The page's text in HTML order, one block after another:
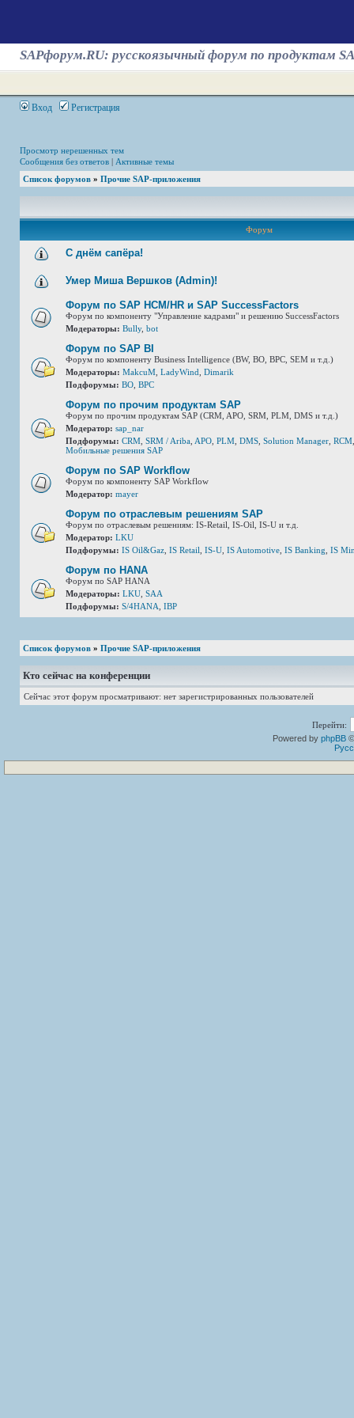
SAPфорум.RU: русскоязычный форум по продуктам
Вход Регистрация
Просмотр нерешенных тем
Сообщения без ответов | Активные темы
Список форумов » Прочие SAP-приложения
Форум
С днём сапёра!
Умер Миша Вершков (Admin)!
Форум по SAP HCM/HR и SAP SuccessFactors
Форум по компоненту "Управление кадрами" и решению SuccessFactors
Модераторы: Bully, bot
Форум по SAP BI
Форум по компоненту Business Intelligence (BW, BO, BPC, SEM и т.д.)
Модераторы: MakcuM LadyWind Dimarik
Подфорумы: BO BPC
Форум по прочим продуктам SAP
Форум по прочим продуктам SAP (CRM, APO, SRM, PLM, DMS и т.д.)
Модератор: sap_nar
Подфорумы: CRM SRM / Ariba APO PLM DMS Solution Manager RCM
Мобильные решения SAP
Форум по SAP Workflow
Форум по компоненту SAP Workflow
Модератор: mayer
Форум по отраслевым решениям SAP
Форум по отраслевым решениям: IS-Retail, IS-Oil, IS-U и т.д.
Модератор: LKU
Подфорумы: IS Oil&Gaz IS Retail IS-U IS Automotive IS Banking IS
Форум по HANA
Форум по SAP HANA
Модераторы: LKU SAA
Подфорумы: S/4HANA IBP
Список форумов » Прочие SAP-приложения
Кто сейчас на конференции
Сейчас этот форум просматривают: нет зарегистрированных пользователей
Перейти:
Powered by phpBB